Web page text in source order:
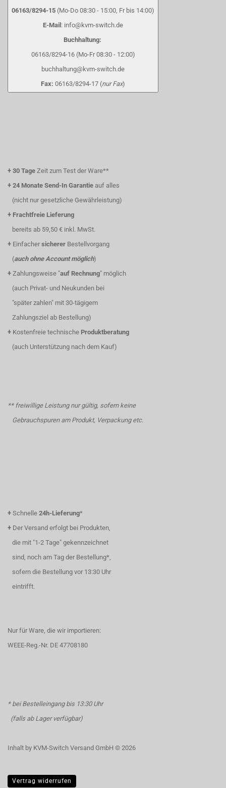
06163/8294-15 (Mo-Do 08:30 - 15:00, Fr bis 14:00)
E-Mail : info@kvm-switch.de
Buchhaltung:
06163/8294-16 (Mo-Fr 08:30 - 12:00)
buchhaltung@kvm-switch.de
Fax: 06163/8294-17 (nur Fax)
+ 30 Tage Zeit zum Test der Ware**
+ 24 Monate Send-In Garantie auf alles
(nicht nur gesetzliche Gewährleistung)
+ Frachtfreie Lieferung
bereits ab 59,50 € inkl. MwSt.
+ Einfacher sicherer Bestellvorgang
(auch ohne Account möglich)
+ Zahlungsweise "auf Rechnung" möglich
(auch Privat- und Neukunden bei
"später zahlen" mit 30-tägigem
Zahlungsziel ab Bestellung)
+ Kostenfreie technische Produktberatung
(auch Unterstützung nach dem Kauf)
** freiwillige Leistung nur gültig, sofern keine
Gebrauchspuren am Produkt, Verpackung etc.
+ Schnelle 24h-Lieferung*
+ Der Versand erfolgt bei Produkten,
die mit "1-2 Tage" gekennzeichnet
sind, noch am Tag der Bestellung*,
sofern die Bestellung vor 13:30 Uhr
eintrifft.
Nur für Ware, die wir importieren:
WEEE-Reg.-Nr. DE 47708180
* bei Bestelleingang bis 13:30 Uhr
(falls ab Lager verfügbar)
Inhalt by KVM-Switch Versand GmbH © 2026
Vertrag widerrufen